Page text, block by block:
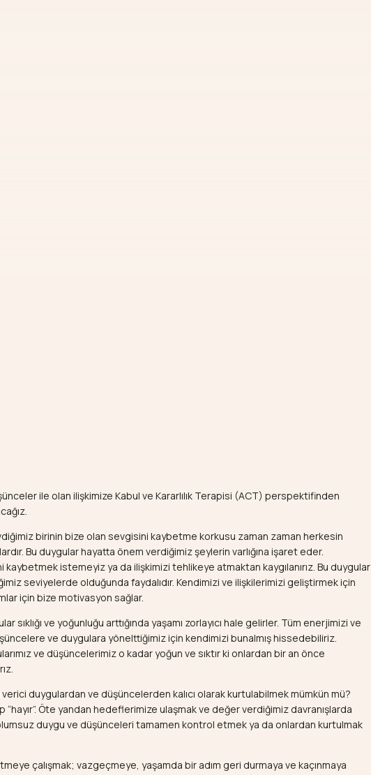
ile olan ilişkimize Kabul ve Kararlılık Terapisi (ACT) perspektifinden
birinin bize olan sevgisini kaybetme korkusu zaman zaman herkesin
Bu duygular hayatta önem verdiğimiz şeylerin varlığına işaret eder.
kaybetmek istemeyiz ya da ilişkimizi tehlikeye atmaktan kaygılanırız. Bu duygular
seviyelerde olduğunda faydalıdır. Kendimizi ve ilişkilerimizi geliştirmek için
için bize motivasyon sağlar.
sıklığı ve yoğunluğu arttığında yaşamı zorlayıcı hale gelirler. Tüm enerjimizi ve
ve duygulara yönelttiğimiz için kendimizi bunalmış hissedebiliriz.
ve düşüncelerimiz o kadar yoğun ve sıktır ki onlardan bir an önce
verici duygulardan ve düşüncelerden kalıcı olarak kurtulabilmek mümkün mü?
Öte yandan hedeflerimize ulaşmak ve değer verdiğimiz davranışlarda
duygu ve düşünceleri tamamen kontrol etmek ya da onlardan kurtulmak
çalışmak; vazgeçmeye, yaşamda bir adım geri durmaya ve kaçınmaya